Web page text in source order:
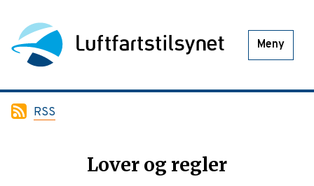
Meny
RSS
Lover og regler